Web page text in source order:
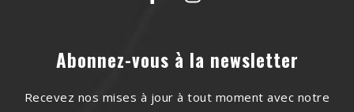
Abonnez-vous à la newsletter
Recevez nos mises à jour à tout moment avec notre